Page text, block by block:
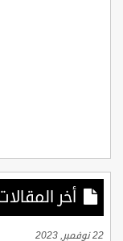
أخر
22 نوفمبر, 2023